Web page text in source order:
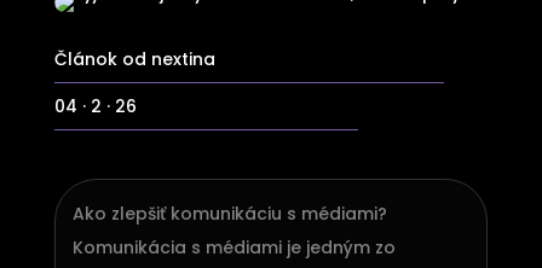
Článok od nextina
04 · 2 · 26
Ako zlepšiť komunikáciu s médiami?
Komunikácia s médiami je jedným zo